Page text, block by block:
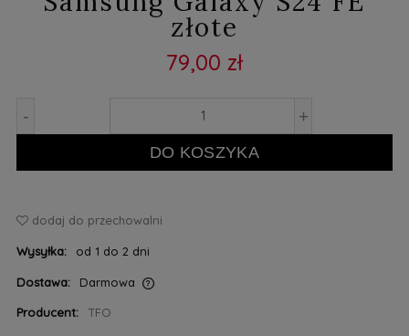
złote
79,00 zł
- +
DO KOSZYKA
dodaj do przechowalni
Wysyłka: od 1 do 2 dni
Dostawa:
Darmowa
Producent:
TFO